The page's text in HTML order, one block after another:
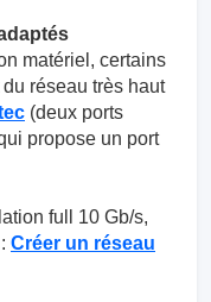
matériel, certains
réseau très haut
(deux ports
propose un port
full 10 Gb/s,
Créer un réseau